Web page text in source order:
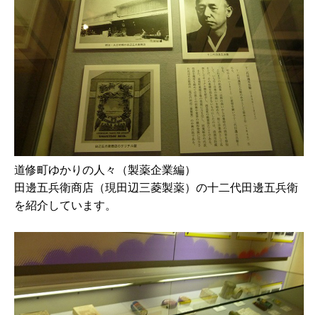
道修町ゆかりの人々（製薬企業編）
田邊五兵衛商店（現田辺三菱製薬）の十二代田邊五兵衛
を紹介しています。